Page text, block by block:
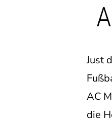
Just
AC
die